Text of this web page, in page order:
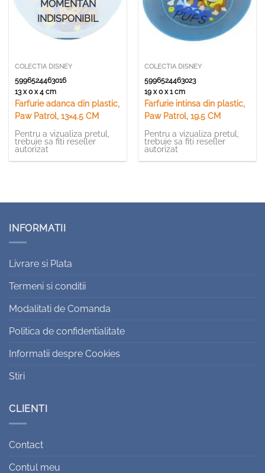
MOMENTAN
INDISPONIBIL
COLECTIA DISNEY
5996524463016
13 x 0 x 4 cm
Farfurie adanca din plastic,
Paw Patrol, 13×4.5 CM
Pentru a vizualiza pretul,
trebuie sa fiti reseller
autorizat
COLECTIA DISNEY
5996524463023
19 x 0 x 1 cm
Farfurie intinsa din plastic,
Paw Patrol, 19.5 CM
Pentru a vizualiza pretul,
trebuie sa fiti reseller
autorizat
INFORMATII
Livrare si Plata
Termeni si conditii
Modalitati de Comanda
Politica de confidentialitate
Informatii despre Cookies
Stiri
CLIENTI
Contact
Contul meu